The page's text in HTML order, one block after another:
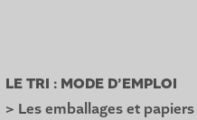
LE TRI : MODE D’EMPLOI
> Les emballages et papiers